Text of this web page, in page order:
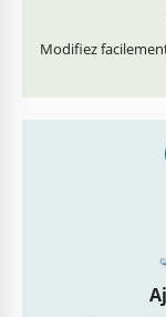
Modifiez